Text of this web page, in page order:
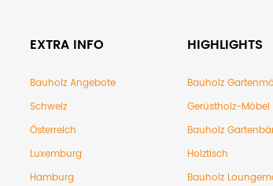
EXTRA INFO
Bauholz Angebote
Schweiz
Österreich
Luxemburg
Hamburg
HIGHLIGHTS
Bauholz
Gerüstholz-Möbel
Bauholz
Holztisch
Bauholz